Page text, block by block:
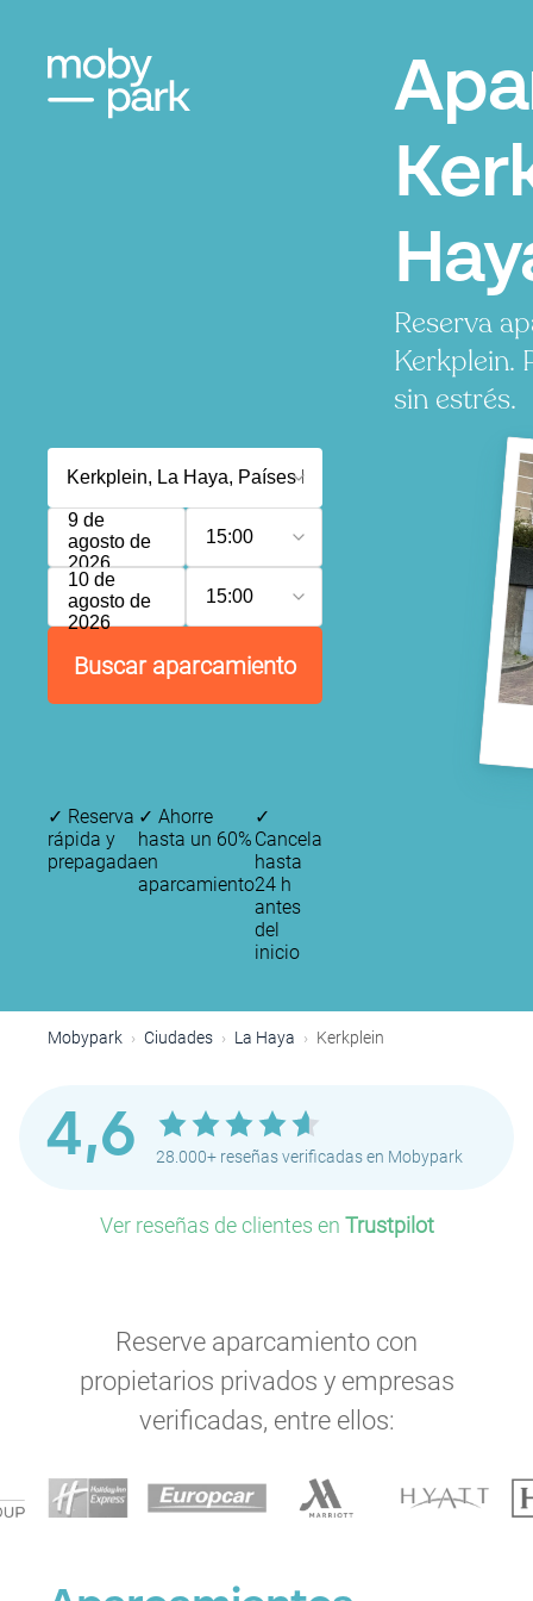
Reserva
Kerkplein.
sin estrés.
9 de
agosto de
2026
15:00
10 de
agosto de
2026
15:00
Buscar aparcamiento
✓ Reserva
rápida y
prepagada
✓ Ahorre
hasta un 60%
en
aparcamiento
✓
Cancela
hasta
24 h
antes
del
inicio
Mobypark Ciudades La Haya Kerkplein
4,6 28.000+ reseñas verificadas en Mobypark
Ver reseñas de clientes en Trustpilot
Reserve aparcamiento con
propietarios privados y empresas
verificadas, entre ellos: